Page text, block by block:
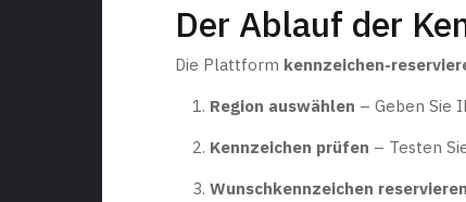
Der Ablauf der
Die Plattform kennzeichen-
Region auswählen – Geben Sie
Kennzeichen prüfen – Testen
Wunschkennzeichen reservieren